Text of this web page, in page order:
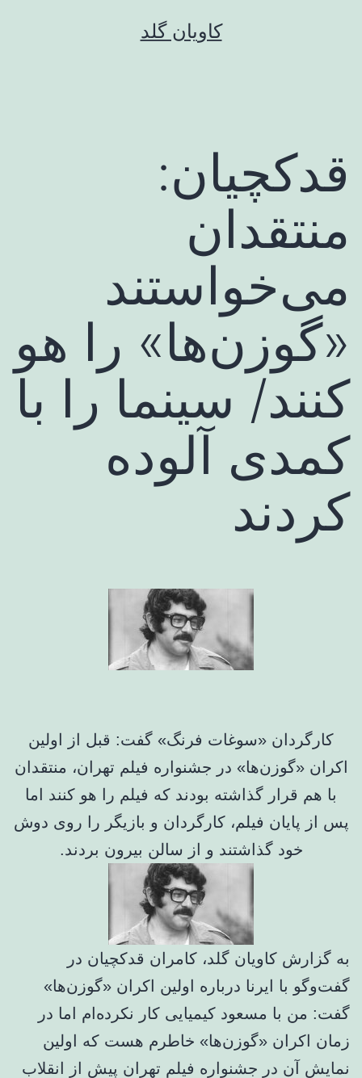
کاویان گلد
قدکچیان:
منتقدان
می‌خواستند
«گوزن‌ها» را هو
کنند/ سینما را با
کمدی آلوده
کردند
کارگردان «سوغات فرنگ» گفت: قبل از اولین
اکران «گوزن‌‎ها» در جشنواره فیلم تهران، منتقدان
با هم قرار گذاشته بودند که فیلم را هو کنند اما
پس از پایان فیلم، کارگردان و بازیگر را روی دوش
خود گذاشتند و از سالن بیرون بردند.
به گزارش کاویان گلد، کامران قدکچیان در
گفت‌وگو با ایرنا درباره اولین اکران «گوزن‌ها»
گفت: من با مسعود کیمیایی کار نکرده‌ام اما در
زمان اکران «گوزن‌ها» خاطرم هست که اولین
نمایش آن در جشنواره فیلم تهران پیش از انقلاب